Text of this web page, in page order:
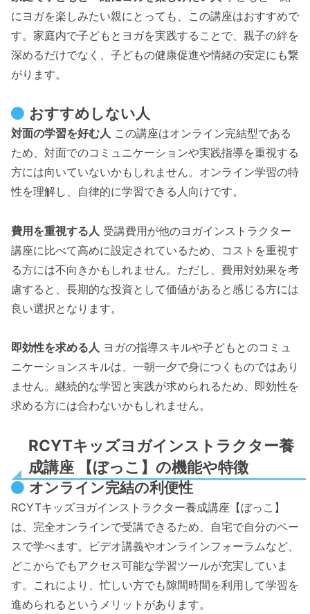
にヨガを楽しみたい親にとっても、この講座はおすすめで
す。家庭内で子どもとヨガを実践することで、親子の絆を
深めるだけでなく、子どもの健康促進や情緒の安定にも繋
がります。
おすすめしない人
対面の学習を好む人 この講座はオンライン完結型である
ため、対面でのコミュニケーションや実践指導を重視する
方には向いていないかもしれません。オンライン学習の特
性を理解し、自律的に学習できる人向けです。
費用を重視する人 受講費用が他のヨガインストラクター
講座に比べて高めに設定されているため、コストを重視す
る方には不向きかもしれません。ただし、費用対効果を考
慮すると、長期的な投資として価値があると感じる方には
良い選択となります。
即効性を求める人 ヨガの指導スキルや子どもとのコミュ
ニケーションスキルは、一朝一夕で身につくものではあり
ません。継続的な学習と実践が求められるため、即効性を
求める方には合わないかもしれません。
RCYTキッズヨガインストラクター養
成講座 【ぼっこ】の機能や特徴
オンライン完結の利便性
RCYTキッズヨガインストラクター養成講座【ぼっこ】
は、完全オンラインで受講できるため、自宅で自分のペー
スで学べます。ビデオ講義やオンラインフォーラムなど、
どこからでもアクセス可能な学習ツールが充実していま
す。これにより、忙しい方でも隙間時間を利用して学習を
進められるというメリットがあります。